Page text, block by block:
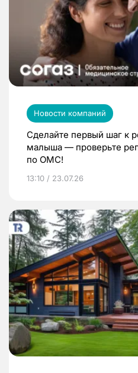
Новости компаний
Сделайте первый шаг к
малыша — проверьте
по ОМС!
13:10 / 23.07.26